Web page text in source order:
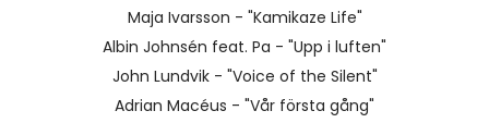
Maja Ivarsson - "Kamikaze Life"
Albin Johnsén feat. Pa - "Upp i luften"
John Lundvik - "Voice of the Silent"
Adrian Macéus - "Vår första gång"